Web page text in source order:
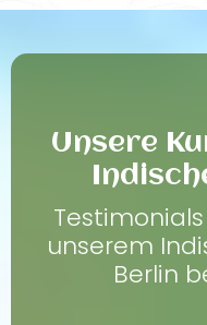
Unsere
unserem
Berlin